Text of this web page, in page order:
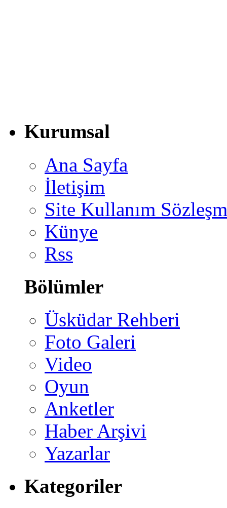
Kurumsal
Ana Sayfa
İletişim
Site Kullanım
Künye
Rss
Bölümler
Üsküdar Rehberi
Foto Galeri
Video
Oyun
Anketler
Haber Arşivi
Yazarlar
Kategoriler